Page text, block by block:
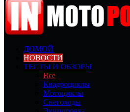
ДОМОЙ
НОВОСТИ
ТЕСТЫ И ОБЗОРЫ
Все
Квадроциклы
Мотоциклы
Снегоходы